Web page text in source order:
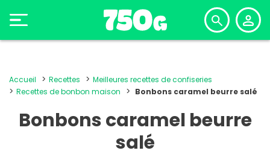
Accueil Recettes
Meilleures recettes de confiseries
Recettes de bonbon maison
Bonbons caramel beurre salé
Bonbons caramel beurre
salé